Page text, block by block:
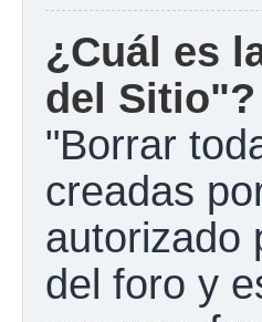
¿Cuál es
del Sitio"?
"Borrar
creadas
autorizado
del foro y